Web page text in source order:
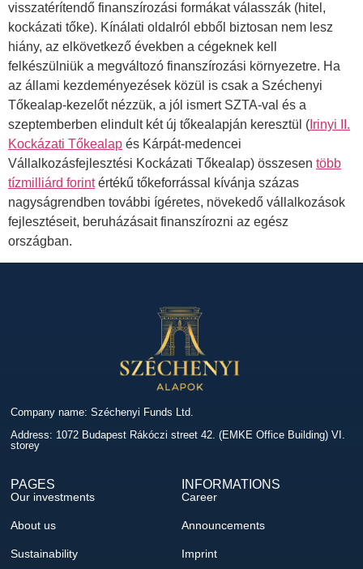
visszatérítendő finanszírozási formákat válasszák (hitel,
kockázati tőke). Kínálati oldalról ebből biztosan nem lesz
hiány, az elkövetkező években a cégeknek kell
felkészülniük a megváltozó finanszírozási környezetre. Ha
az állami kezdeményezések közül is csak a Széchenyi
Tőkealap-kezelőt nézzük, a jól ismert SZTA-val és a
szeptemberben elindult két új tőkealapján keresztül ( Irinyi II.
Kockázati Tőkealap és Kárpát-medencei
Vállalkozásfejlesztési Kockázati Tőkealap) összesen több
tízmilliárd forintértékű tőkeforrással kívánja százas
nagyságrendben további ígéretes, növekedő vállalkozások
fejlesztéseit, beruházásait finanszírozni az egész
országban.
Company name: Széchenyi Funds Ltd.
Address: 1072 Budapest Rákóczi street 42. (EMKE Office Building) VI.
storey
PAGES
Our investments
About us
Sustainability
INFORMATIONS
Career
Announcements
Imprint